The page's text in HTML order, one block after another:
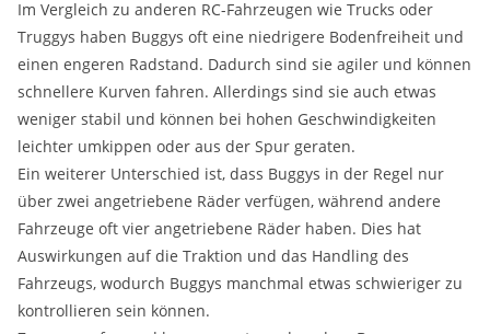
Im Vergleich zu anderen RC-Fahrzeugen wie Trucks oder
Truggys haben Buggys oft eine niedrigere Bodenfreiheit und
einen engeren Radstand. Dadurch sind sie agiler und können
schnellere Kurven fahren. Allerdings sind sie auch etwas
weniger stabil und können bei hohen Geschwindigkeiten
leichter umkippen oder aus der Spur geraten.
Ein weiterer Unterschied ist, dass Buggys in der Regel nur
über zwei angetriebene Räder verfügen, während andere
Fahrzeuge oft vier angetriebene Räder haben. Dies hat
Auswirkungen auf die Traktion und das Handling des
Fahrzeugs, wodurch Buggys manchmal etwas schwieriger zu
kontrollieren sein können.